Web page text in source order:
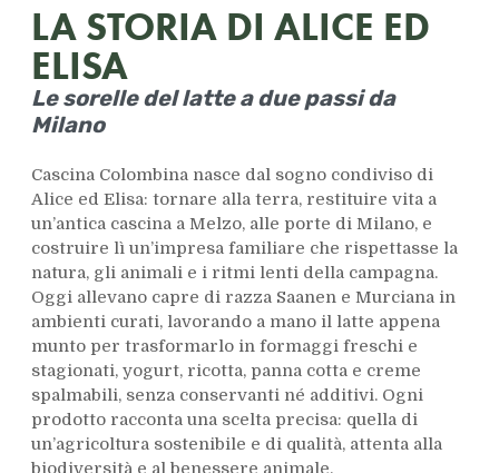
LA STORIA DI ALICE ED
ELISA
Le sorelle del latte a due passi da
Milano
Cascina Colombina nasce dal sogno condiviso di
Alice ed Elisa: tornare alla terra, restituire vita a
un’antica cascina a Melzo, alle porte di Milano, e
costruire lì un’impresa familiare che rispettasse la
natura, gli animali e i ritmi lenti della campagna.
Oggi allevano capre di razza Saanen e Murciana in
ambienti curati, lavorando a mano il latte appena
munto per trasformarlo in formaggi freschi e
stagionati, yogurt, ricotta, panna cotta e creme
spalmabili, senza conservanti né additivi. Ogni
prodotto racconta una scelta precisa: quella di
un’agricoltura sostenibile e di qualità, attenta alla
biodiversità e al benessere animale.